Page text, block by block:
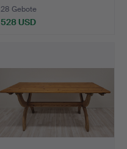
28 Gebote
528 USD